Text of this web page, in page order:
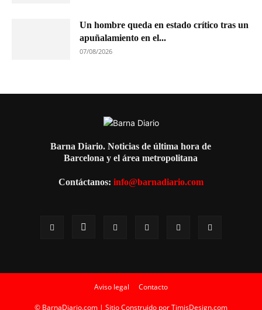
Un hombre queda en estado crítico tras un
apuñalamiento en el...
07/08/2026
Barna Diario. Noticias de última hora de
Barcelona y el área metropolitana
Contáctanos: info@barnadiario.com
Aviso legal Contacto
© BarnaDiario.com | Sitio Construido porTimisDesign.com